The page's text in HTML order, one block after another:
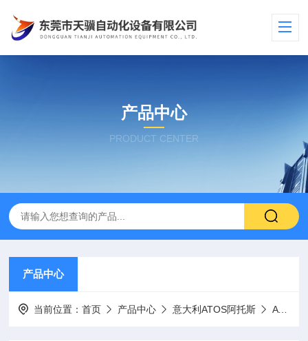
产品中心
PRODUCT CENTER
产品中心
当前位置：首页 产品中心 意大利ATOS阿托斯 ATOS比例换向阀